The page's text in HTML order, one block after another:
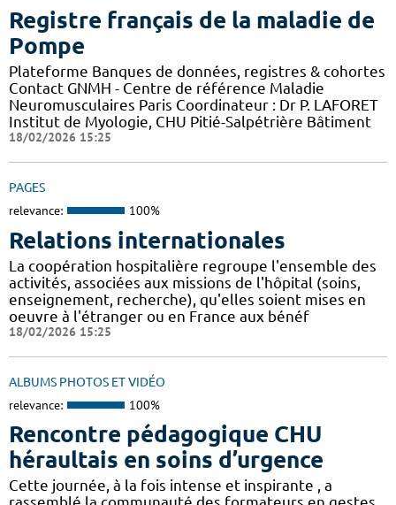
Registre français de la maladie de
Pompe
Plateforme Banques de données, registres & cohortes
Contact GNMH - Centre de référence Maladie
Neuromusculaires Paris Coordinateur : Dr P. LAFORET
Institut de Myologie, CHU Pitié-Salpétrière Bâtiment
18/02/2026 15:25
PAGES
relevance: 100%
Relations internationales
La coopération hospitalière regroupe l'ensemble des
activités, associées aux missions de l'hôpital (soins,
enseignement, recherche), qu'elles soient mises en
oeuvre à l'étranger ou en France aux bénéf
18/02/2026 15:25
ALBUMS PHOTOS ET VIDÉO
relevance: 100%
Rencontre pédagogique CHU
héraultais en soins d’urgence
Cette journée, à la fois intense et inspirante , a